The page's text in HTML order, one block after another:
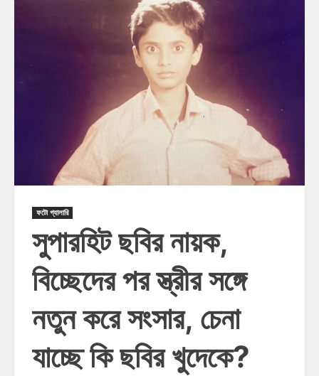
ফটো গ্যালারি
সুপারহিট ছবির নায়ক,
বিচ্ছেদের পর স্ত্রীর সঙ্গে
নতুন করে সংসার, চেনা
যাচ্ছে কি ছবির খুদেকে?